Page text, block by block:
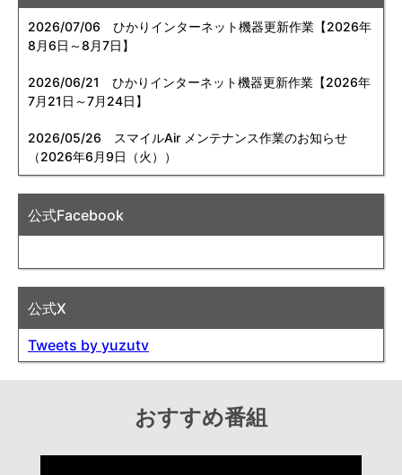
2026/07/06 ひかりインターネット機器更新作業【2026年
8月6日～8月7日】
2026/06/21
ひかりインターネット機器更新作業【2026年
7月21日～7月24日】
2026/05/26 スマイルAir メンテナンス作業のお知らせ
（2026年6月9日（火））
公式Facebook
公式X
Tweets by yuzutv
おすすめ番組